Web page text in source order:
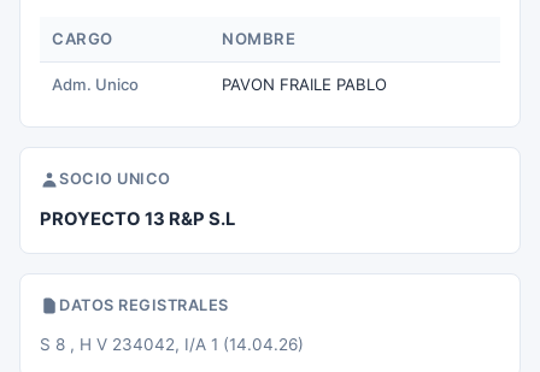
CARGO NOMBRE
Adm. Unico PAVON FRAILE PABLO
SOCIO UNICO
PROYECTO 13 R&P S.L
DATOS REGISTRALES
S 8 , H V 234042, I/A 1 (14.04.26)